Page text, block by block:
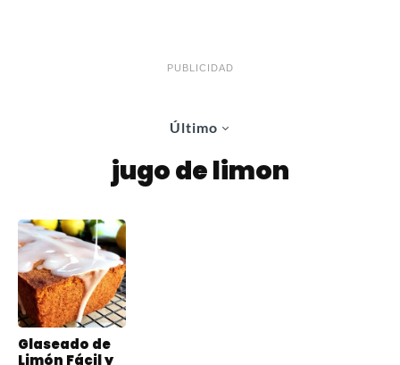
PUBLICIDAD
Último
jugo de limon
Glaseado de
Limón Fácil y